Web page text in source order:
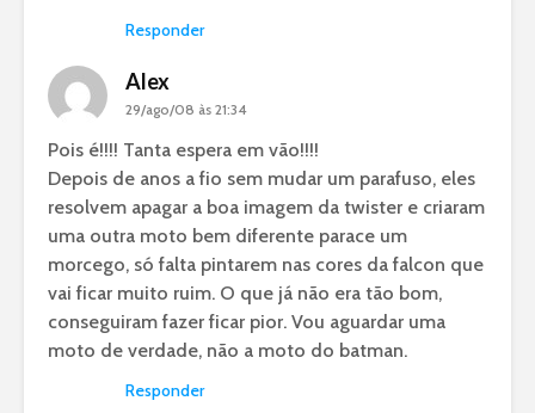
Responder
Alex
29/ago/08 às 21:34
Pois é!!!! Tanta espera em vão!!!!
Depois de anos a fio sem mudar um parafuso, eles
resolvem apagar a boa imagem da twister e criaram
uma outra moto bem diferente parace um
morcego, só falta pintarem nas cores da falcon que
vai ficar muito ruim. O que já não era tão bom,
conseguiram fazer ficar pior. Vou aguardar uma
moto de verdade, não a moto do batman.
Responder